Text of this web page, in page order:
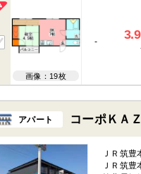
画像：19枚
- 3.9
アパート コーポＫＡ
ＪＲ筑
ＪＲ筑豊